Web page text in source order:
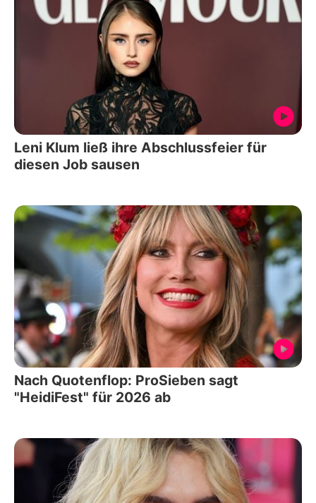
Leni Klum ließ ihre Abschlussfeier für
diesen Job sausen
Nach Quotenflop: ProSieben sagt
"HeidiFest" für 2026 ab